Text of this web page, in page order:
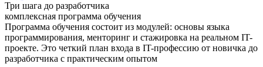
Три шага до разработчика
комплексная программа обучения
Программа обучения состоит из модулей: основы языка
программирования, менторинг и стажировка на реальном IT-
проекте. Это четкий план входа в IT-профессию от новичка до
разработчика с практическим опытом